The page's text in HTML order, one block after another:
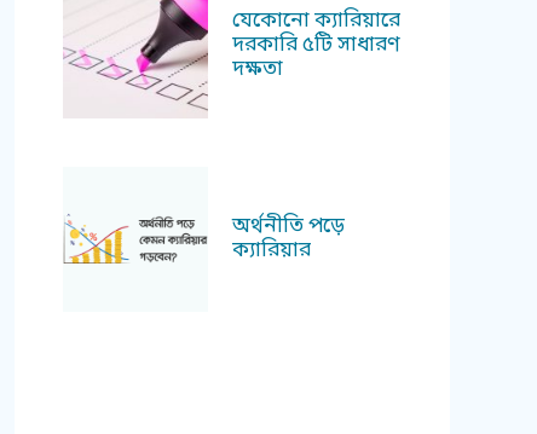
যেকোনো ক্যারিয়ারে
দরকারি ৫টি সাধারণ
দক্ষতা
অর্থনীতি পড়ে
ক্যারিয়ার